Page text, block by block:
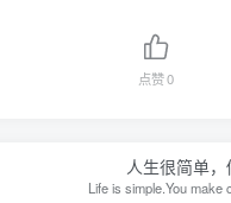
点赞0
人生很简单
Life is simple.You make